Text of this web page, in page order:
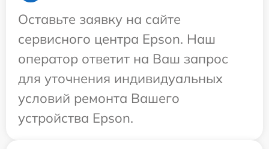
Оставьте заявку на сайте
сервисного центра Epson. Наш
оператор ответит на Ваш запрос
для уточнения индивидуальных
условий ремонта Вашего
устройства Epson.